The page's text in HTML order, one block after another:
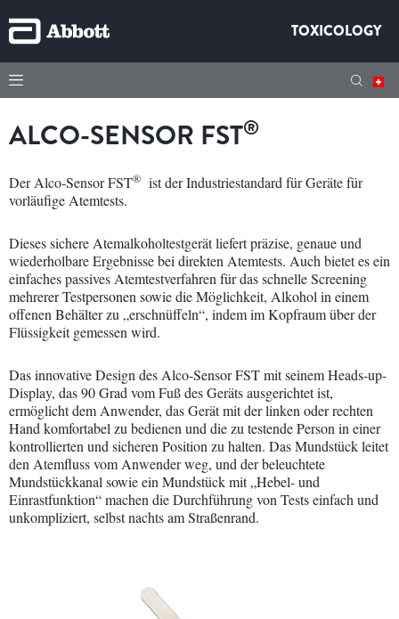
TOXICOLOGY
ALCO-SENSOR FST®
Der Alco-Sensor FST® ist der Industriestandard für Geräte für
vorläufige Atemtests.
Dieses sichere Atemalkoholtestgerät liefert präzise, genaue und
wiederholbare Ergebnisse bei direkten Atemtests. Auch bietet es ein
einfaches passives Atemtestverfahren für das schnelle Screening
mehrerer Testpersonen sowie die Möglichkeit, Alkohol in einem
offenen Behälter zu „erschnüffeln“, indem im Kopfraum über der
Flüssigkeit gemessen wird.
Das innovative Design des Alco-Sensor FST mit seinem Heads-up-
Display, das 90 Grad vom Fuß des Geräts ausgerichtet ist,
ermöglicht dem Anwender, das Gerät mit der linken oder rechten
Hand komfortabel zu bedienen und die zu testende Person in einer
kontrollierten und sicheren Position zu halten. Das Mundstück leitet
den Atemfluss vom Anwender weg, und der beleuchtete
Mundstückkanal sowie ein Mundstück mit „Hebel- und
Einrastfunktion“ machen die Durchführung von Tests einfach und
unkompliziert, selbst nachts am Straßenrand.